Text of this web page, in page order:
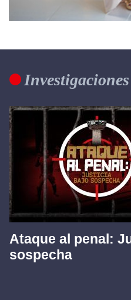
Investigaciones
Ataque al penal:
sospecha